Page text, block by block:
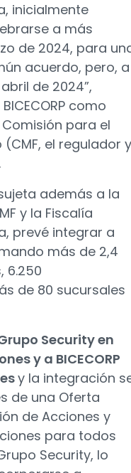
inicialmente
a más
de 2024, para
acuerdo, pero, a
de 2024”,
como
para el
el regulador y
además a la
y la Fiscalía
prevé integrar a
más de 2,4
6.250
de 80 sucursales
Security en
y a BICECORP
y la integración
de una Oferta
de Acciones y
para todos
Security, lo